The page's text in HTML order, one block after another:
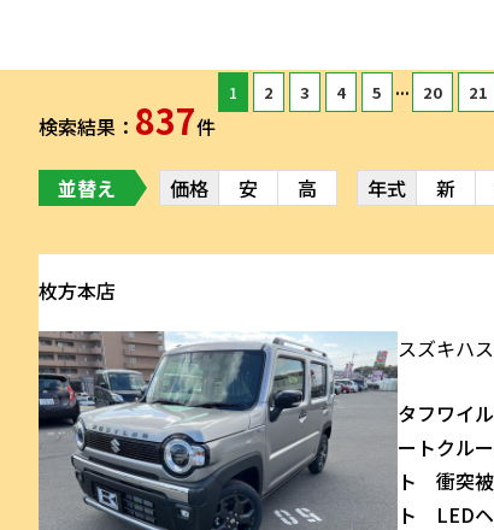
検索結果： 837件
1 2 3 4 5 ... 20 21
並替え 価格 安 高 年式 新
枚方本店
スズキハ
タフワイ
ートクル
ト 衝突
ト LED